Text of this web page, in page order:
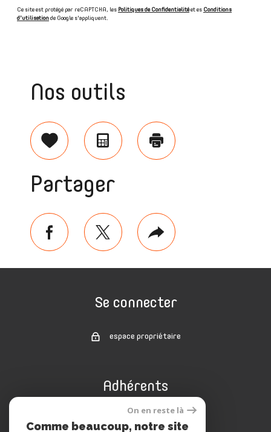
Ce site est protégé par reCAPTCHA, les Politiques de Confidentialitéet es Conditions
d'utilisation de Google s'appliquent.
Nos outils
SélectionnerCalculatriceImprimer
Partager
facebooktwitter Plus
de
partage
Se connecter
espace propriétaire
Adhérents
On en reste là
Comme beaucoup, notre site